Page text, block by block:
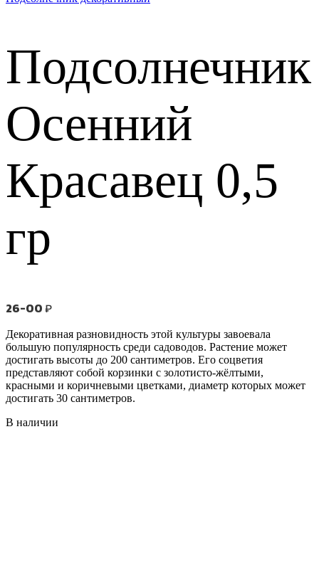
Подсолнечник
Осенний
Красавец 0,5
гр
26-00₽
Декоративная разновидность этой культуры завоевала
большую популярность среди садоводов. Растение может
достигать высоты до 200 сантиметров. Его соцветия
представляют собой корзинки с золотисто-жёлтыми,
красными и коричневыми цветками, диаметр которых может
достигать 30 сантиметров.
В наличии